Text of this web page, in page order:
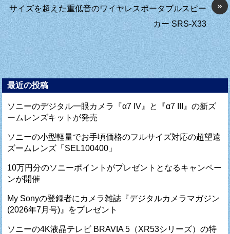
»
サイズを超えた重低音のワイヤレスポータブルスピー
カー SRS-X33
最近の投稿
ソニーのデジタル一眼カメラ『α7 IV』と『α7 III』の新ズ
ームレンズキットが発売
ソニーの小型軽量でお手頃価格のフルサイズ対応の超望遠
ズームレンズ「SEL100400」
10万円分のソニーポイントがプレゼントとなるキャンペー
ンが開催
My Sonyの登録者にカメラ雑誌『デジタルカメラマガジン
(2026年7月号)』をプレゼント
ソニーの4K液晶テレビ BRAVIA 5（XR53シリーズ）の特